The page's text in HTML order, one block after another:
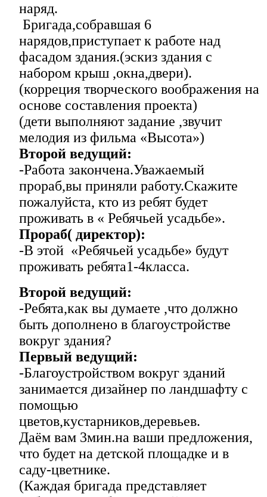
наряд.
Бригада,собравшая 6
нарядов,приступает к работе над
фасадом здания.(эскиз здания с
набором крыш ,окна,двери).
(корреция творческого воображения на
основе составления проекта)
(дети выполняют задание ,звучит
мелодия из фильма «Высота»)
Второй ведущий:
-Работа закончена.Уважаемый
прораб,вы приняли работу.Скажите
пожалуйста, кто из ребят будет
проживать в « Ребячьей усадьбе».
Прораб( директор):
-В этой «Ребячьей усадьбе» будут
проживать ребята1-4класса.
Второй ведущий:
-Ребята,как вы думаете ,что должно
быть дополнено в благоустройстве
вокруг здания?
Первый ведущий:
-Благоустройством вокруг зданий
занимается дизайнер по ландшафту с
помощью
цветов,кустарников,деревьев.
Даём вам 3мин.на ваши предложения,
что будет на детской площадке и в
саду-цветнике.
(Каждая бригада представляет